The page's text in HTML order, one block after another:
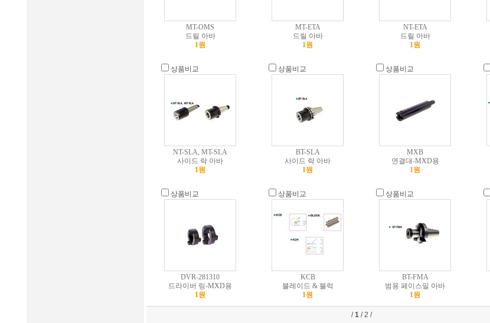
MT-OMS
드릴 아바
1원
MT-ETA
드릴 아바
1원
NT-ETA
드릴 아바
1원
상품비교
NT-SLA, MT-SLA
사이드 락 아바
1원
상품비교
BT-SLA
사이드 락 아바
1원
상품비교
MXB
연결대-MXD용
1원
상품비교
DVR-281310
드라이버 링-MXD용
1원
상품비교
KCB
블레이드 & 블럭
1원
상품비교
BT-FMA
범용 페이스밀 아바
1원
/1/2 /